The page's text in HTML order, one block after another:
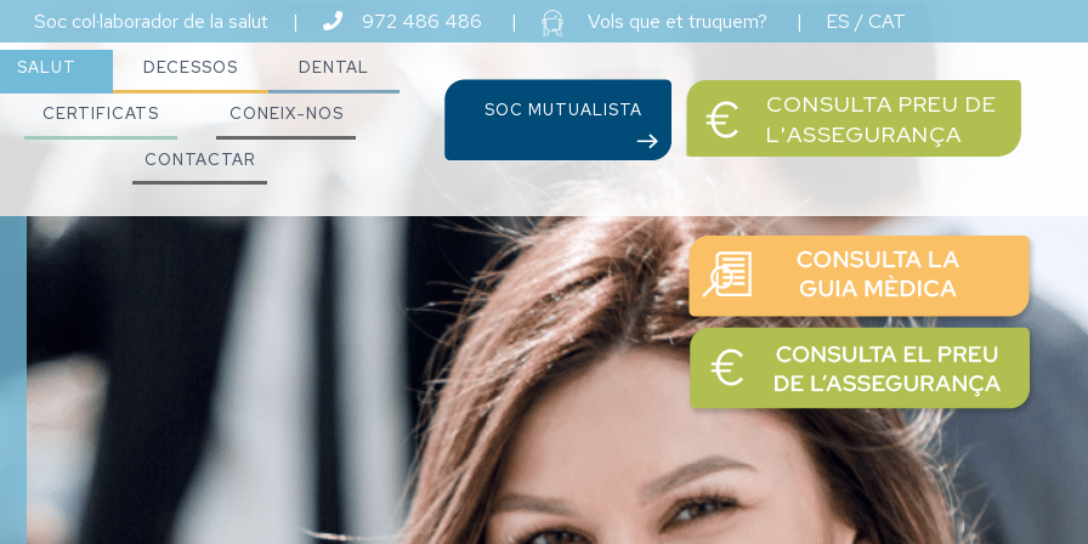
Soc col·laborador de la salut | 972 486 486 | Vols que et truquem? | ES / CAT
SALUT DECESSOS DENTAL
CERTIFICATS CONEIX-NOS
CONTACTAR
SOC MUTUALISTA
CONSULTA PREU DE
L'ASSEGURANÇA